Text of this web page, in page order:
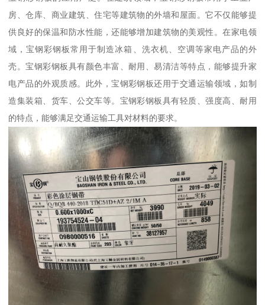
房、仓库、商业建筑、住宅等建筑物的外墙和屋面。它不仅能够提
供良好的保温和防水性能，还能够增加建筑物的美观性。在家电领
域，宝钢彩钢板常用于制造冰箱、洗衣机、空调等家电产品的外
壳。宝钢彩钢板具有颜色丰富、耐用、易清洁等特点，能够提升家
电产品的外观质感。此外，宝钢彩钢板还用于交通运输领域，如制
造集装箱、货车、公交车等。宝钢彩钢板具有轻质、强度高、耐用
的特点，能够满足交通运输工具对材料的要求。